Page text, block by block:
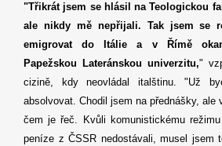
"Třikrát jsem se hlásil na Teologickou
ale nikdy mě nepřijali. Tak jsem se
emigrovat do Itálie a v Římě
Papežskou Lateránskou univerzitu,"
cizině, kdy neovládal italštinu. "Už
absolvovat. Chodil jsem na přednášky, ale
čem je řeč. Kvůli komunistickému
peníze z ČSSR nedostávali, musel jsem